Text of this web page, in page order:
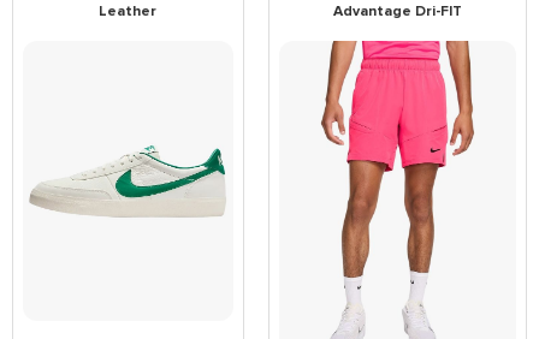
Leather
Advantage Dri-FIT